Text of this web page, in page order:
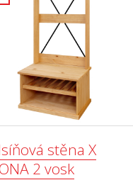
stěna X
2 vosk